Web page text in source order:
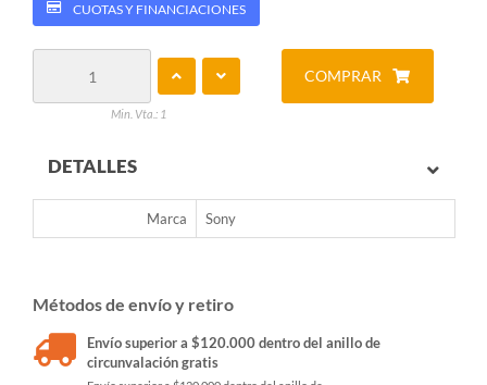
CUOTAS Y FINANCIACIONES
Min. Vta.: 1
COMPRAR
DETALLES
Marca Sony
Métodos de envío y retiro
Envío superior a $120.000 dentro del anillo de
circunvalación gratis